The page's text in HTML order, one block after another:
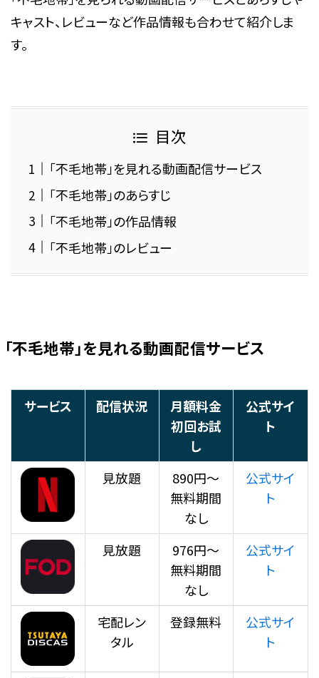
キャスト、レビューなど作品情報も合わせて紹介しま
す。
目次
「不毛地帯」を見れる動画配信サービス
「不毛地帯」のあらすじ
「不毛地帯」の作品情報
「不毛地帯」のレビュー
「不毛地帯」を見れる動画配信サービス
サービス 配信状況
月額料金
初回お試
し
公式サイ
ト
見放題
890円～
無料期間
なし
公式サイ
ト
見放題
976円～
無料期間
なし
公式サイ
ト
宅配レン
タル
登録無料
公式サイ
ト